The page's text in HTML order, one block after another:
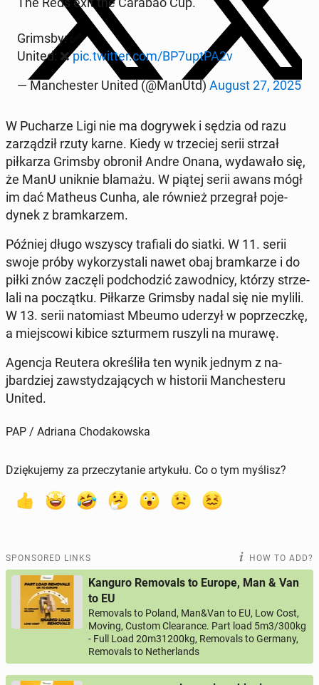
Grimsby: ✅
United: ❌pic.twitter.com/BP7uptPA2v
— Man­ches­ter United (@ManUtd) August 27, 2025
W Pucharze Ligi nie ma do­gry­wek i sędzia od razu
zarządz­ił rzuty karne. Kiedy w trze­ciej serii strzał
piłkarza Grimsby obronił Andre Onana, wydawało się,
że ManU uniknie blamażu. W piątej serii awans mógł
im dać Matheus Cunha, ale również prze­grał po­je­
dynek z bramkarzem.
Później długo wszyscy trafi­ali do siatki. W 11. serii
swoje próby wyko­rzys­tali nawet obaj bramkarze i do
piłki znów zaczęli pod­chodz­ić za­wod­ni­cy, którzy strze­
lali na początku. Piłkarze Grimsby nadal się nie mylili.
W 13. serii nato­mi­ast Mbeumo uderzył w poprzeczkę,
a miejs­cowi kibice sz­turmem ruszyli na murawę.
Agencja Reutera określiła ten wynik jednym z na­
jbardziej za­w­sty­dza­ją­cych w his­torii Man­ches­teru
United.
PAP / Adriana Chodakowska
Dziękujemy za przeczytanie artykułu. Co o tym myślisz?
SPONSORED LINKS HOW TO ADD?
Kanguro Removals to Europe, Man & Van
to EU
Removals to Poland, Man&Van to EU, Low Cost,
Moving, Custom Clearance. Part load 5m3/300kg
- Full Load 20m31200kg, Removals to Germany,
Removals to Netherlands